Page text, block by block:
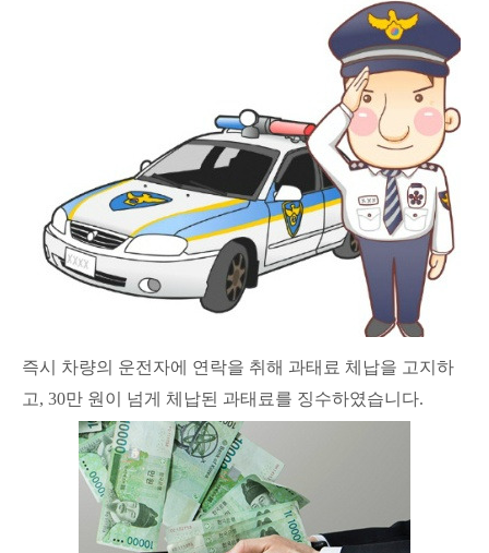
즉시 차량의 운전자에 연락을 취해 과태료 체납을 고지하
고, 30만 원이 넘게 체납된 과태료를 징수하였습니다.